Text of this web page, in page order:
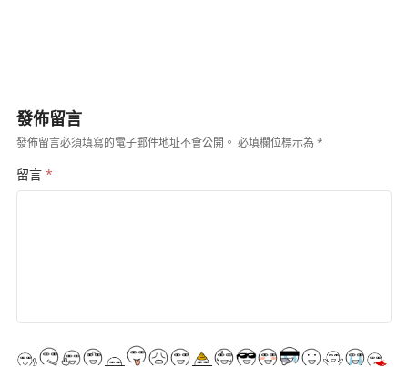
發佈留言
發佈留言必須填寫的電子郵件地址不會公開。 必填欄位標示為*
留言 *